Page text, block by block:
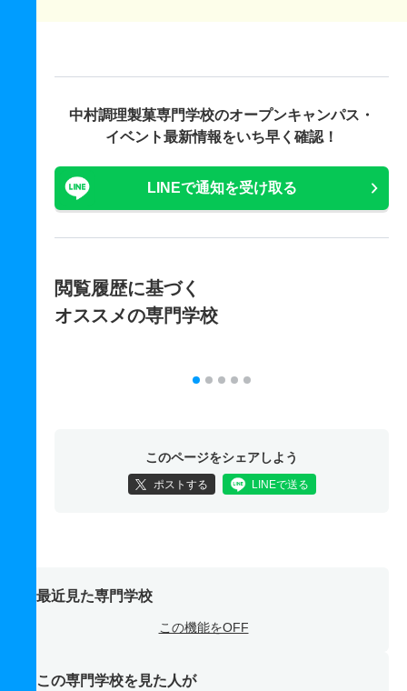
中村調理製菓専門学校のオープンキャンパス・
イベント最新情報をいち早く確認！
LINEで通知を受け取る
閲覧履歴に基づく
オススメの専門学校
このページをシェアしよう
ポストする LINEで送る
最近見た専門学校
この機能をOFF
この専門学校を見た人が